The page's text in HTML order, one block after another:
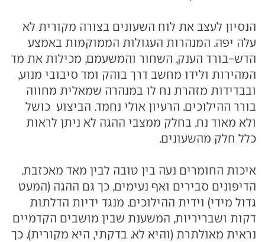
הנסיון לעצב את לוח השעונים בצורה מקורית לא
עלה יפה. המנהרות העגולות הממוקמות באמצע
הדש-בורד הענק, השחור והמשעמם, מכילות את מד
המהירות ולידו מחשב דרך בוהק ומד סיבובי מנוע,
ובבדידות מזהרת נח לו במנהרה שמאלית מחווה
בורר ההילוכים. הרעיון אולי נחמד. הביצוע כושל
ולא מאוד נח. בחלק ממצבי ההגה לא ניתן לראות
כלל חלק מהשעונים.
איכות החומרים נעה בין טובה לבין מאד מאכזבת.
הדיפונים סבירים ואף נעימים, כך גם ההגה (המעט
גדול מידי) וידית ההילוכים. מנגד ידיות הדלתות
דקות ושבריריות, המשענת שבין מושבים הקדמיים
נראית מאולתרת (והיא לא. בדקתי, היא מקורית). כך